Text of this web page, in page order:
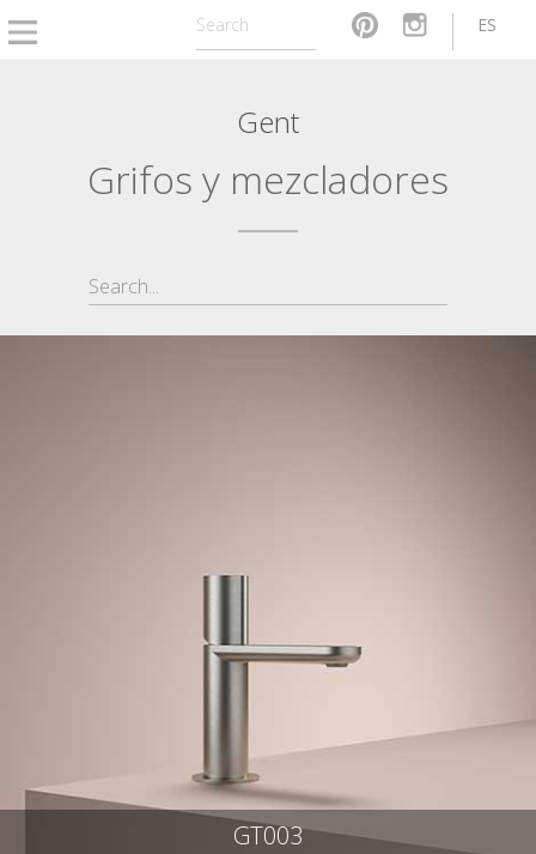
ES
Gent
Grifos y mezcladores
GT003